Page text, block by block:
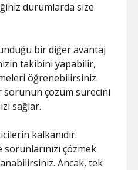
durumlarda size
bir diğer avantaj
takibini yapabilir,
öğrenebilirsiniz.
sorunun çözüm sürecini
sağlar.
kalkanıdır.
sorunlarınızı çözmek
Ancak, tek